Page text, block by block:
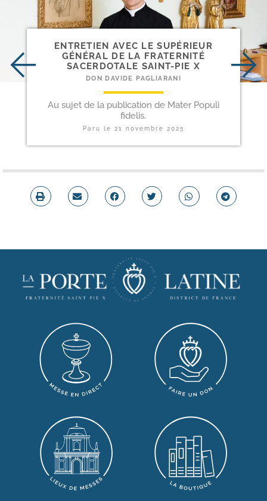
ENTRETIEN AVEC LE SUPÉRIEUR
GÉNÉRAL DE LA FRATERNITÉ
SACERDOTALE SAINT-​PIE X
DON DAVIDE PAGLIARANI
Au sujet de la publication de Mater Populi
fidelis.
Paru le 21 novembre 2025